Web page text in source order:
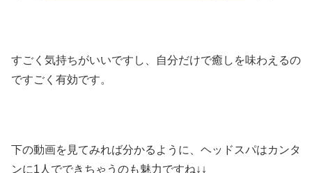
すごく気持ちがいいですし、自分だけで癒しを味わえるの
ですごく有効です。
下の動画を見てみれば分かるように、ヘッドスパはカンタ
ンに1人でできちゃうのも魅力ですね↓↓